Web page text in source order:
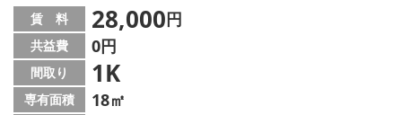
Instagram
店舗情報·アクセス
会社概要
賃 料 28,000円
共益費 0円
間取り 1K
専有面積 18㎡